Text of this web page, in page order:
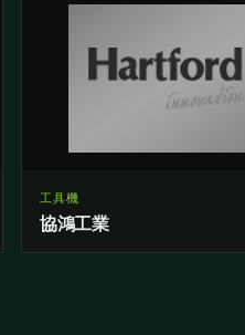
工具機
協鴻工業